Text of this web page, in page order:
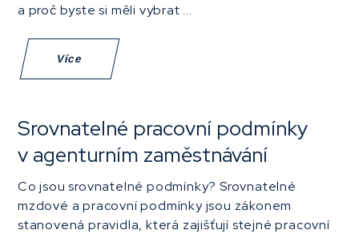
a proč byste si měli vybrat ...
Více
Srovnatelné pracovní podmínky
v agenturním zaměstnávání
Co jsou srovnatelné podmínky? Srovnatelné
mzdové a pracovní podmínky jsou zákonem
stanovená pravidla, která zajišťují stejné pracovní